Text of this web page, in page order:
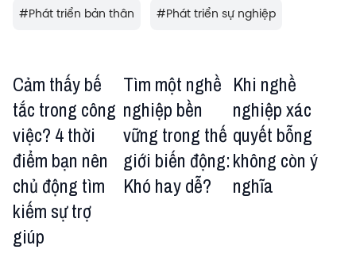
#Phát triển bản thân #Phát triển sự nghiệp
Cảm thấy bế
tắc trong công
việc? 4 thời
điểm bạn nên
chủ động tìm
kiếm sự trợ
giúp
Tìm một nghề
nghiệp bền
vững trong thế
giới biến động:
Khó hay dễ?
Khi nghề
nghiệp xác
quyết bỗng
không còn ý
nghĩa